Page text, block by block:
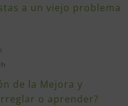
a un viejo problema
de la Mejora y
o aprender?